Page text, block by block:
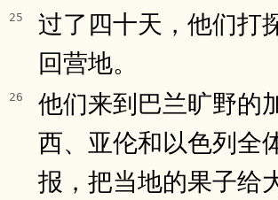
25
过了四十天，他们打
回营地。
26
他们来到巴兰旷野的
西、亚伦和以色列全
报，把当地的果子给